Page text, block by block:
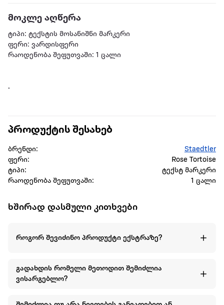
მოკლე აღწერა
ტიპი: ტექსტის მოსანიშნი მარკერი
ფერი: ვარდისფერი
რაოდენობა შეფუთვაში: 1 ცალი
.
პროდუქტის შესახებ
ბრენდი:
Staedtler
ფერი:
Rose Tortoise
ტიპი:
ტექსტ მარკერი
რაოდენობა შეფუთვაში:
1 ცალი
ხშირად დასმული კითხვები
როგორ შევიძინო პროდუქტი ექსტრაზე?
გადახდის რომელი მეთოდით შემიძლია
ვისარგებლო?